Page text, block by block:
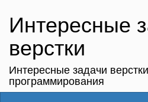
Интересные
верстки
Интересные задачи
программирования